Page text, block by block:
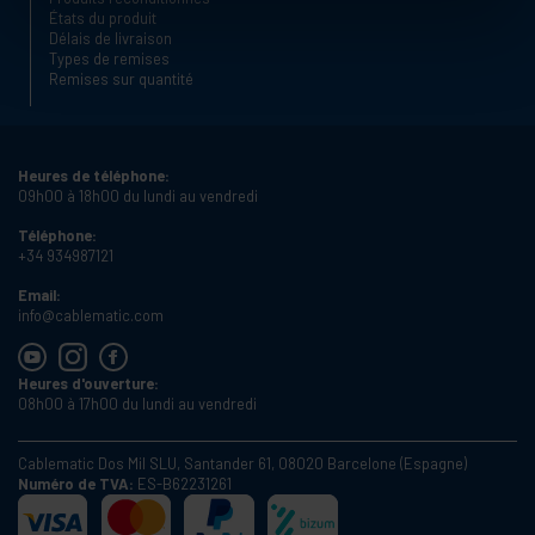
États du produit
Délais de livraison
Types de remises
Remises sur quantité
Heures de téléphone:
09h00 à 18h00 du lundi au vendredi
Téléphone:
+34 934987121
Email:
info@cablematic.com
Heures d'ouverture:
08h00 à 17h00 du lundi au vendredi
Cablematic Dos Mil SLU, Santander 61, 08020 Barcelone (Espagne)
Numéro de TVA: ES-B62231261